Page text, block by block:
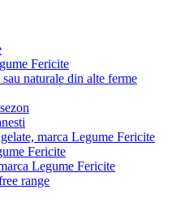
Fericite
naturale din alte ferme
marca Legume Fericite
Fericite
Legume Fericite
range